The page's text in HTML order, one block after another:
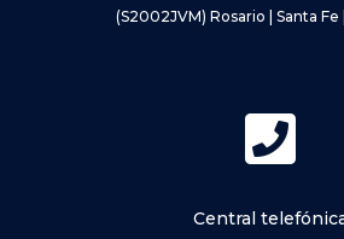
(S2002JVM) Rosario | Santa

Central